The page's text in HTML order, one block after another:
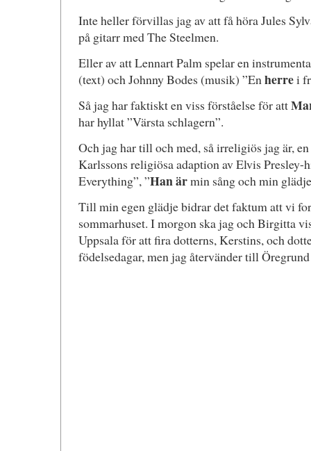
Inte heller förvillas jag av att få höra Jules
på gitarr med The Steelmen.
Eller av att Lennart Palm spelar en
(text) och Johnny Bodes (musik) ”Enherrei
Så jag har faktiskt en viss förståelse för att
har hyllat ”Värsta schlagern”.
Och jag har till och med, så irreligiös jag är,
Karlssons religiösa adaption av Elvis Presley-
Everything”, ”Han ärmin sång och min
Till min egen glädje bidrar det faktum att vi
sommarhuset. I morgon ska jag och Birgitta
Uppsala för att fira dotterns, Kerstins, och
födelsedagar, men jag återvänder till